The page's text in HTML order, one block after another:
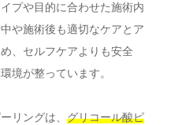
プや目的に合わせた施術内
や施術後も適切なケアとア
、セルフケアよりも安全
境が整っています。
リングは、 グリコール酸ピ